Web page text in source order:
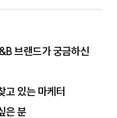
브랜드가 궁금하신
고 있는 마케터
은 분